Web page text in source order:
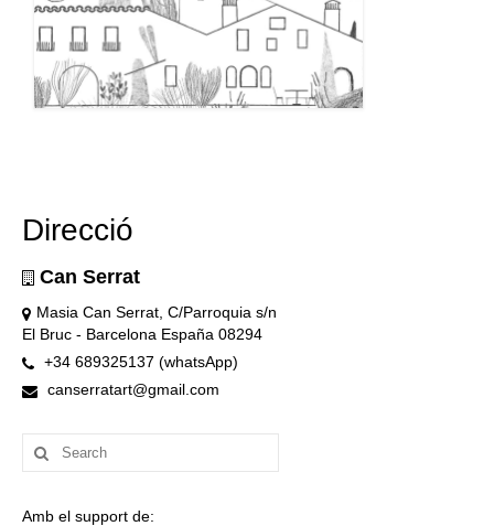
Direcció
Can Serrat
Masia Can Serrat, C/Parroquia s/n
El Bruc - Barcelona España 08294
+34 689325137 (whatsApp)
canserratart@gmail.com
Search
for:
Amb el support de: